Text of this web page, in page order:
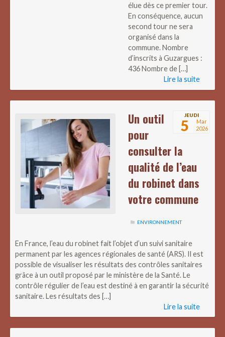
élue dès ce premier tour.
En conséquence, aucun
second tour ne sera
organisé dans la
commune. Nombre
d’inscrits à Guzargues :
436 Nombre de […]
Lire la suite
JEUDI
5
Mar
2026
Un outil
pour
consulter la
qualité de l’eau
du robinet dans
votre commune
ENVIRONNEMENT
En France, l’eau du robinet fait l’objet d’un suivi sanitaire
permanent par les agences régionales de santé (ARS). Il est
possible de visualiser les résultats des contrôles sanitaires
grâce à un outil proposé par le ministère de la Santé. Le
contrôle régulier de l’eau est destiné à en garantir la sécurité
sanitaire. Les résultats des […]
Lire la suite